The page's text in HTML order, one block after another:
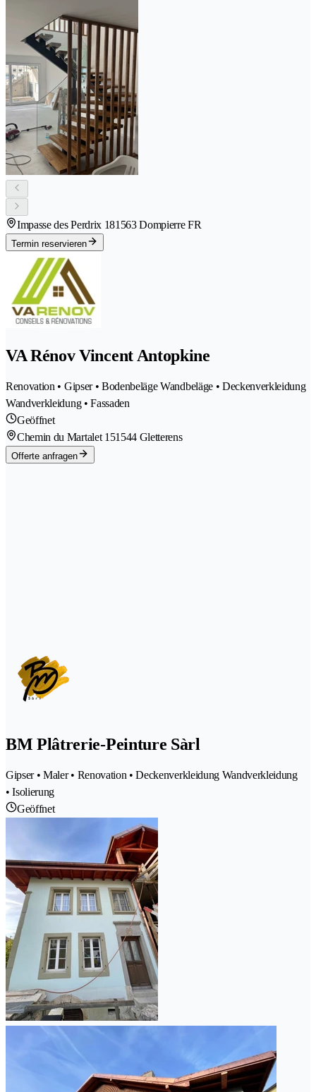
Impasse des Perdrix 181563 Dompierre FR
Termin reservieren
VA Rénov Vincent Antopkine
Renovation • Gipser • Bodenbeläge Wandbeläge • Deckenverkleidung
Wandverkleidung • Fassaden
Geöffnet
Chemin du Martalet 151544 Gletterens
Offerte anfragen
BM Plâtrerie-Peinture Sàrl
Gipser • Maler • Renovation • Deckenverkleidung Wandverkleidung
• Isolierung
Geöffnet